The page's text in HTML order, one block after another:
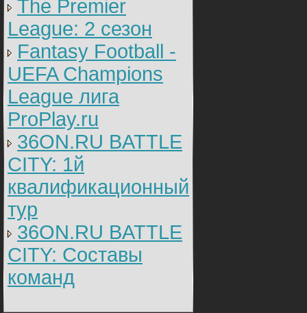
The Premier
League: 2 cезон
Fantasy Football -
UEFA Champions
League лига
ProPlay.ru
36ON.RU BATTLE
CITY: 1й
квалификационный
тур
36ON.RU BATTLE
CITY: Составы
команд